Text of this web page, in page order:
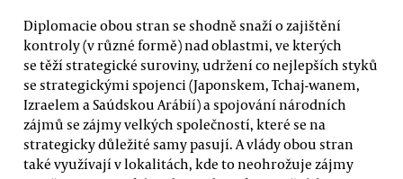
Diplomacie obou stran se shodně snaží o zajištění
kontroly (v různé formě) nad oblastmi, ve kterých
se těží strategické suroviny, udržení co nejlepších styků
se strategickými spojenci (Japonskem, Tchaj-wanem,
Izraelem a Saúdskou Arábií) a spojování národních
zájmů se zájmy velkých společností, které se na
strategicky důležité samy pasují. A vlády obou stran
také využívají v lokalitách, kde to neohrožuje zájmy